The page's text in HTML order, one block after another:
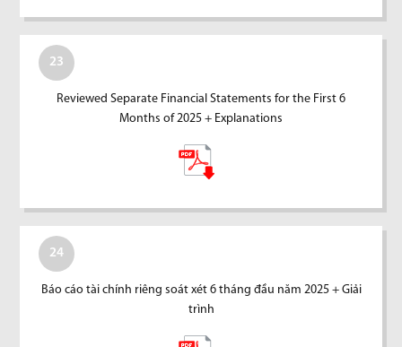
23
Reviewed Separate Financial Statements for the First 6
Months of 2025 + Explanations
24
Báo cáo tài chính riêng soát xét 6 tháng đầu năm 2025 + Giải
trình